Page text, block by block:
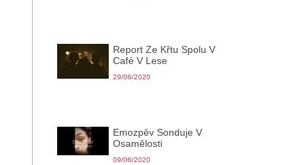
Report Ze Křtu Spolu V
Café V Lese
29/06/2020
Emozpěv Sonduje V
Osamělosti
09/06/2020